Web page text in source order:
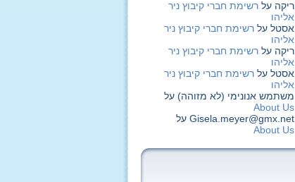
ריקה על רשימת חברי קיבוץ ניר
אליהו
אסטל על רשימת חברי קיבוץ ניר
אליהו
ריקה על רשימת חברי קיבוץ ניר
אליהו
אסטל על רשימת חברי קיבוץ ניר
אליהו
משתמש אנונימי (לא מזוהה) על
About Us
Gisela.meyer@gmx.net על
About Us